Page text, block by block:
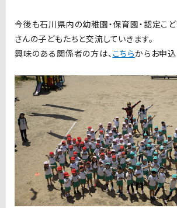
今後も石川県内の幼稚園・保育園・認定こど
さんの子どもたちと交流していきます。
興味のある関係者の方は、 こちらからお申込